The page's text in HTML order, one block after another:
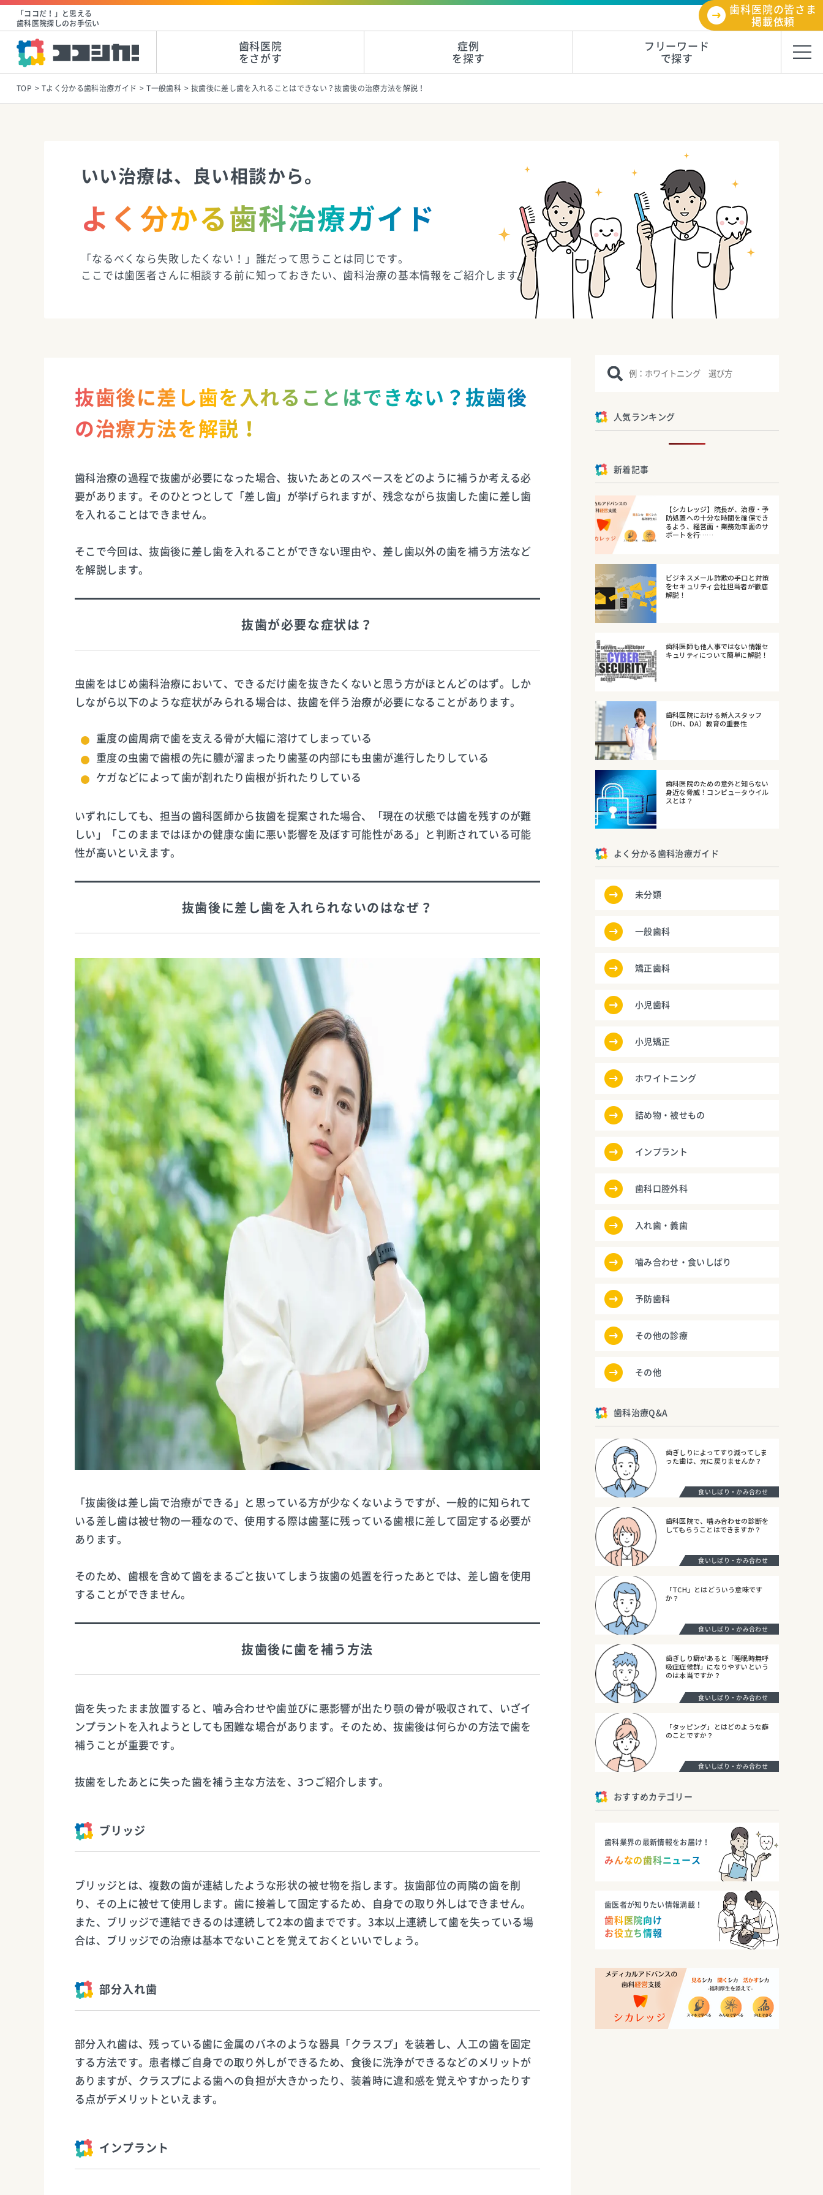
「ココだ！」と思える
歯科医院探しのお手伝い
歯科医院の皆さま
掲載依頼
歯科医院
をさがす
症例
を探す
フリーワード
で探す
TOP Tよく分かる歯科治療ガイド T一般歯科 抜歯後に差し歯を入れることはできない？抜歯後の治療方法を解説！
いい治療は、良い相談から。
よく分かる歯科治療ガイド
「なるべくなら失敗したくない！」誰だって思うことは同じです。
ここでは歯医者さんに相談する前に知っておきたい、歯科治療の基本情報をご紹介します。
抜歯後に差し歯を入れることはできない？抜歯後
の治療方法を解説！
歯科治療の過程で抜歯が必要になった場合、抜いたあとのスペースをどのように補うか考える必
要があります。そのひとつとして「差し歯」が挙げられますが、残念ながら抜歯した歯に差し歯
を入れることはできません。
そこで今回は、抜歯後に差し歯を入れることができない理由や、差し歯以外の歯を補う方法など
を解説します。
抜歯が必要な症状は？
虫歯をはじめ歯科治療において、できるだけ歯を抜きたくないと思う方がほとんどのはず。しか
しながら以下のような症状がみられる場合は、抜歯を伴う治療が必要になることがあります。
重度の歯周病で歯を支える骨が大幅に溶けてしまっている
重度の虫歯で歯根の先に膿が溜まったり歯茎の内部にも虫歯が進行したりしている
ケガなどによって歯が割れたり歯根が折れたりしている
いずれにしても、担当の歯科医師から抜歯を提案された場合、「現在の状態では歯を残すのが難
しい」「このままではほかの健康な歯に悪い影響を及ぼす可能性がある」と判断されている可能
性が高いといえます。
抜歯後に差し歯を入れられないのはなぜ？
「抜歯後は差し歯で治療ができる」と思っている方が少なくないようですが、一般的に知られて
いる差し歯は被せ物の一種なので、使用する際は歯茎に残っている歯根に差して固定する必要が
あります。
そのため、歯根を含めて歯をまるごと抜いてしまう抜歯の処置を行ったあとでは、差し歯を使用
することができません。
抜歯後に歯を補う方法
歯を失ったまま放置すると、噛み合わせや歯並びに悪影響が出たり顎の骨が吸収されて、いざイ
ンプラントを入れようとしても困難な場合があります。そのため、抜歯後は何らかの方法で歯を
補うことが重要です。
抜歯をしたあとに失った歯を補う主な方法を、3つご紹介します。
ブリッジ
ブリッジとは、複数の歯が連結したような形状の被せ物を指します。抜歯部位の両隣の歯を削
り、その上に被せて使用します。歯に接着して固定するため、自身での取り外しはできません。
また、ブリッジで連結できるのは連続して2本の歯までです。3本以上連続して歯を失っている場
合は、ブリッジでの治療は基本でないことを覚えておくといいでしょう。
部分入れ歯
部分入れ歯は、残っている歯に金属のバネのような器具「クラスプ」を装着し、人工の歯を固定
する方法です。患者様ご自身での取り外しができるため、食後に洗浄ができるなどのメリットが
ありますが、クラスプによる歯への負担が大きかったり、装着時に違和感を覚えやすかったりす
る点がデメリットといえます。
インプラント
人気ランキング
新着記事
【シカレッジ】院長が、治療・予
防処置への十分な時間を確保でき
るよう、経営面・業務効率面のサ
ポートを行……
ビジネスメール詐欺の手口と対策
をセキュリティ会社担当者が徹底
解説！
歯科医師も他人事ではない情報セ
キュリティについて簡単に解説！
歯科医院における新人スタッフ
（DH、DA）教育の重要性
歯科医院のための意外と知らない
身近な脅威！コンピュータウイル
スとは？
よく分かる歯科治療ガイド
未分類
一般歯科
矯正歯科
小児歯科
小児矯正
ホワイトニング
詰め物・被せもの
インプラント
歯科口腔外科
入れ歯・義歯
噛み合わせ・食いしばり
予防歯科
その他の診療
その他
歯科治療Q&A
歯ぎしりによってすり減ってしま
った歯は、元に戻りませんか？
食いしばり・かみ合わせ
歯科医院で、噛み合わせの診断を
してもらうことはできますか？
食いしばり・かみ合わせ
「TCH」とはどういう意味です
か？
食いしばり・かみ合わせ
歯ぎしり癖があると「睡眠時無呼
吸症症候群」になりやすいという
のは本当ですか？
食いしばり・かみ合わせ
「タッピング」とはどのような癖
のことですか？
食いしばり・かみ合わせ
おすすめカテゴリー
歯科業界の最新情報をお届け！
みんなの歯科ニュース
歯医者が知りたい情報満載！
歯科医院向け
お役立ち情報